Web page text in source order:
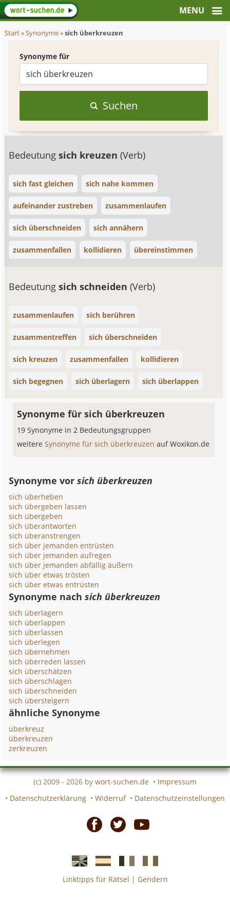
Start»Synonyme»sich überkreuzen
Synonyme für
Suchen
Bedeutungsich kreuzen(Verb)
sich fast gleichen sich nahe kommen
aufeinander zustreben zusammenlaufen
sich überschneiden sich annähern
zusammenfallen kollidieren übereinstimmen
Bedeutungsich schneiden(Verb)
zusammenlaufen sich berühren
zusammentreffen sich überschneiden
sich kreuzen zusammenfallen kollidieren
sich begegnen sich überlagern sich überlappen
Synonyme für sich überkreuzen
19 Synonyme in 2 Bedeutungsgruppen
weitereSynonyme für sich überkreuzenauf Woxikon.de
Synonyme vorsich überkreuzen
sich überheben
sich übergeben lassen
sich übergeben
sich überantworten
sich überanstrengen
sich über jemanden entrüsten
sich über jemanden aufregen
sich über jemanden abfällig äußern
sich über etwas trösten
sich über etwas entrüsten
Synonyme nachsich überkreuzen
sich überlagern
sich überlappen
sich überlassen
sich überlegen
sich übernehmen
sich überreden lassen
sich überschätzen
sich überschlagen
sich überschneiden
sich übersteigern
ähnliche Synonyme
überkreuz
überkreuzen
zerkreuzen
(c) 2009 - 2026 by wort-suchen.de • Impressum
• Datenschutzerklärung • Widerruf • Datenschutzeinstellungen
EnglischeSpanischefranzösicheitalienische
Linktipps für Rätsel | Gendern